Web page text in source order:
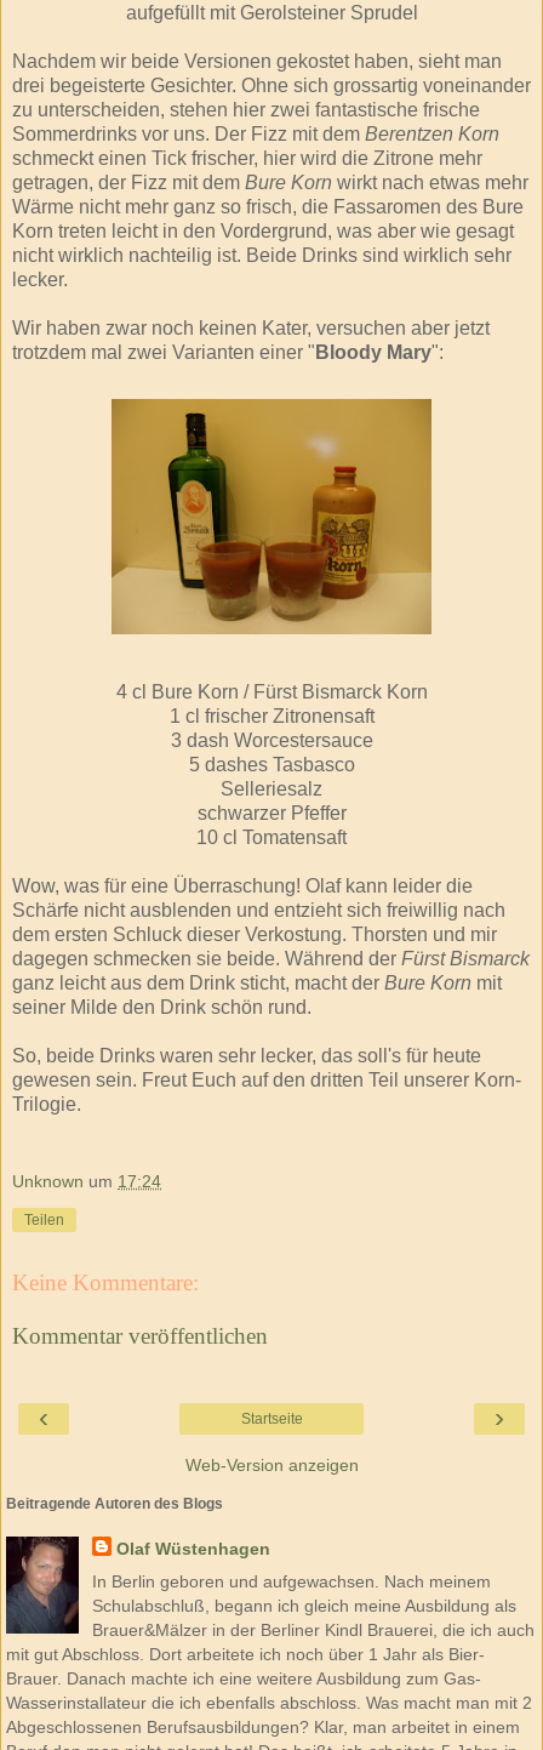
aufgefüllt mit Gerolsteiner Sprudel
Nachdem wir beide Versionen gekostet haben, sieht man
drei begeisterte Gesichter. Ohne sich grossartig voneinander
zu unterscheiden, stehen hier zwei fantastische frische
Sommerdrinks vor uns. Der Fizz mit dem Berentzen Korn
schmeckt einen Tick frischer, hier wird die Zitrone mehr
getragen, der Fizz mit dem Bure Korn wirkt nach etwas mehr
Wärme nicht mehr ganz so frisch, die Fassaromen des Bure
Korn treten leicht in den Vordergrund, was aber wie gesagt
nicht wirklich nachteilig ist. Beide Drinks sind wirklich sehr
lecker.
Wir haben zwar noch keinen Kater, versuchen aber jetzt
trotzdem mal zwei Varianten einer " Bloody Mary":
4 cl Bure Korn / Fürst Bismarck Korn
1 cl frischer Zitronensaft
3 dash Worcestersauce
5 dashes Tasbasco
Selleriesalz
schwarzer Pfeffer
10 cl Tomatensaft
Wow, was für eine Überraschung! Olaf kann leider die
Schärfe nicht ausblenden und entzieht sich freiwillig nach
dem ersten Schluck dieser Verkostung. Thorsten und mir
dagegen schmecken sie beide. Während der Fürst Bismarck
ganz leicht aus dem Drink sticht, macht der Bure Korn mit
seiner Milde den Drink schön rund.
So, beide Drinks waren sehr lecker, das soll's für heute
gewesen sein. Freut Euch auf den dritten Teil unserer Korn-
Trilogie.
Unknown um 17:24
Teilen
Keine Kommentare:
Kommentar veröffentlichen
‹ ›
Startseite
Web-Version anzeigen
Beitragende Autoren des Blogs
Olaf Wüstenhagen
In Berlin geboren und aufgewachsen. Nach meinem
Schulabschluß, begann ich gleich meine Ausbildung als
Brauer&Mälzer in der Berliner Kindl Brauerei, die ich auch
mit gut Abschloss. Dort arbeitete ich noch über 1 Jahr als Bier-
Brauer. Danach machte ich eine weitere Ausbildung zum Gas-
Wasserinstallateur die ich ebenfalls abschloss. Was macht man mit 2
Abgeschlossenen Berufsausbildungen? Klar, man arbeitet in einem